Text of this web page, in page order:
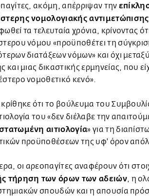
ακόμη, απέρριψαν την
νομολογιακής αντιμετώπισης
τα τελευταία χρόνια, κρίνοντας
νόμου «προϋποθέτει τη
διατάξεων νόμων» και όχι
και μιας δικαστικής ερμηνείας, που
νομοθετικό κενό».
ότι το βούλευμα του
του «δεν διέλαβε την
αιτιολογία» για τη
προϋποθέσεων της υφ' όρον
οι αρεοπαγίτες αναφέρουν ότι
τήρηση των όρων των αδειών, η
σπουδών και η απουσία